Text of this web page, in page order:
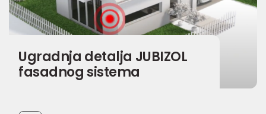
Ugradnja detalja JUBIZOL
fasadnog sistema